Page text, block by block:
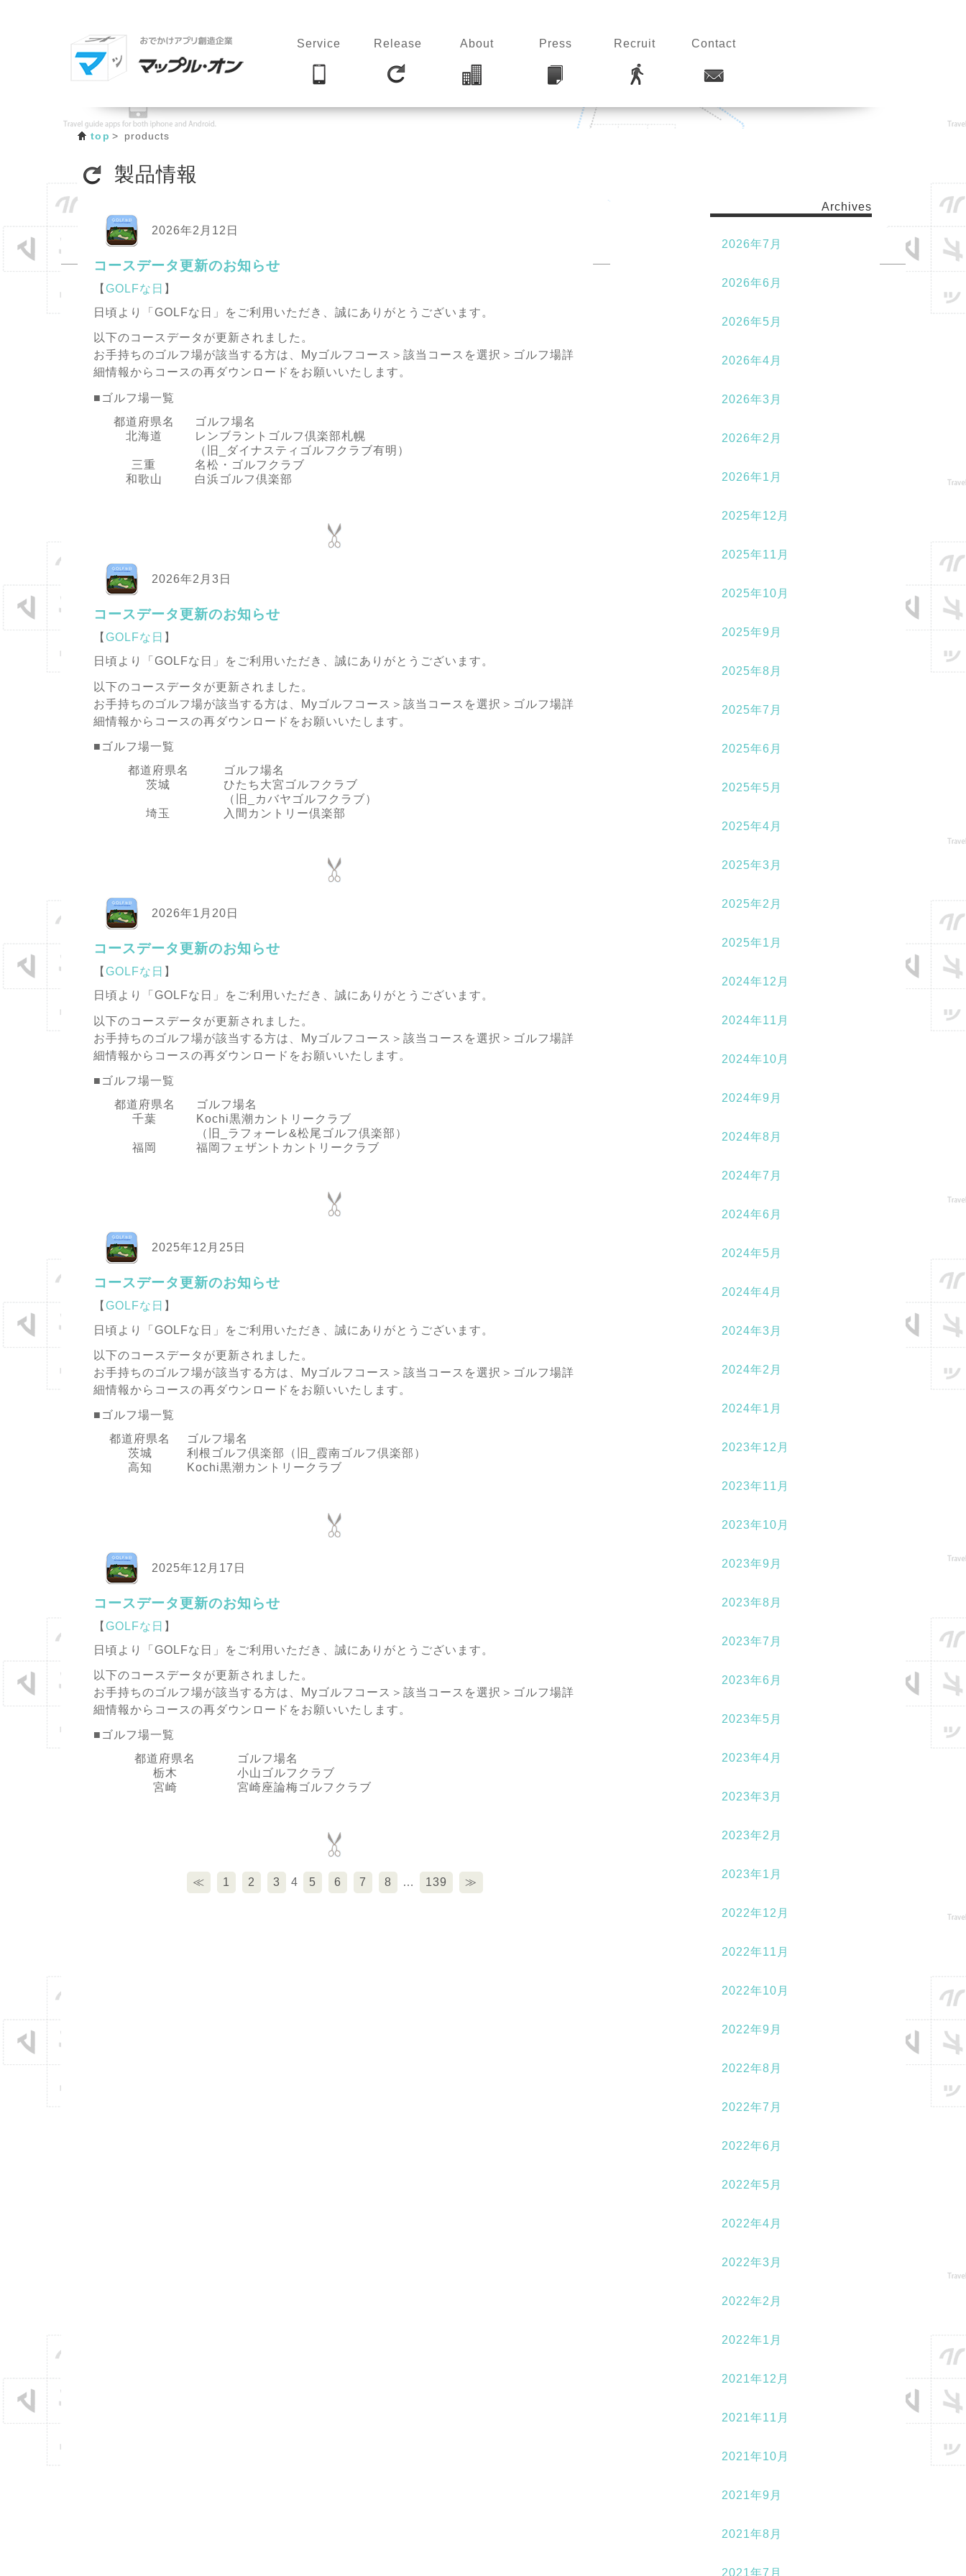
Service Release About Press Recruit Contact
top products
製品情報
2026年2月12日
コースデータ更新のお知らせ
【 GOLFな日 】
日頃より「GOLFな日」をご利用いただき、誠にありがとうございます。
以下のコースデータが更新されました。
お手持ちのゴルフ場が該当する方は、Myゴルフコース＞該当コースを選択＞ゴルフ場詳
細情報からコースの再ダウンロードをお願いいたします。
■ゴルフ場一覧
都道府県名
ゴルフ場名
北海道
レンブラントゴルフ倶楽部札幌
（旧_ダイナスティゴルフクラブ有明）
三重
名松・ゴルフクラブ
和歌山
白浜ゴルフ倶楽部
2026年2月3日
コースデータ更新のお知らせ
【 GOLFな日 】
日頃より「GOLFな日」をご利用いただき、誠にありがとうございます。
以下のコースデータが更新されました。
お手持ちのゴルフ場が該当する方は、Myゴルフコース＞該当コースを選択＞ゴルフ場詳
細情報からコースの再ダウンロードをお願いいたします。
■ゴルフ場一覧
都道府県名
ゴルフ場名
茨城
ひたち大宮ゴルフクラブ
（旧_カバヤゴルフクラブ）
埼玉
入間カントリー倶楽部
2026年1月20日
コースデータ更新のお知らせ
【 GOLFな日 】
日頃より「GOLFな日」をご利用いただき、誠にありがとうございます。
以下のコースデータが更新されました。
お手持ちのゴルフ場が該当する方は、Myゴルフコース＞該当コースを選択＞ゴルフ場詳
細情報からコースの再ダウンロードをお願いいたします。
■ゴルフ場一覧
都道府県名
ゴルフ場名
千葉
Kochi黒潮カントリークラブ
（旧_ラフォーレ&松尾ゴルフ倶楽部）
福岡
福岡フェザントカントリークラブ
2025年12月25日
コースデータ更新のお知らせ
【 GOLFな日 】
日頃より「GOLFな日」をご利用いただき、誠にありがとうございます。
以下のコースデータが更新されました。
お手持ちのゴルフ場が該当する方は、Myゴルフコース＞該当コースを選択＞ゴルフ場詳
細情報からコースの再ダウンロードをお願いいたします。
■ゴルフ場一覧
都道府県名
ゴルフ場名
茨城
利根ゴルフ倶楽部（旧_霞南ゴルフ倶楽部）
高知
Kochi黒潮カントリークラブ
2025年12月17日
コースデータ更新のお知らせ
【 GOLFな日 】
日頃より「GOLFな日」をご利用いただき、誠にありがとうございます。
以下のコースデータが更新されました。
お手持ちのゴルフ場が該当する方は、Myゴルフコース＞該当コースを選択＞ゴルフ場詳
細情報からコースの再ダウンロードをお願いいたします。
■ゴルフ場一覧
都道府県名
ゴルフ場名
栃木
小山ゴルフクラブ
宮崎
宮崎座論梅ゴルフクラブ
≪ 1 2 3 4 5 6 7 8 … 139 ≫
Archives
2026年7月
2026年6月
2026年5月
2026年4月
2026年3月
2026年2月
2026年1月
2025年12月
2025年11月
2025年10月
2025年9月
2025年8月
2025年7月
2025年6月
2025年5月
2025年4月
2025年3月
2025年2月
2025年1月
2024年12月
2024年11月
2024年10月
2024年9月
2024年8月
2024年7月
2024年6月
2024年5月
2024年4月
2024年3月
2024年2月
2024年1月
2023年12月
2023年11月
2023年10月
2023年9月
2023年8月
2023年7月
2023年6月
2023年5月
2023年4月
2023年3月
2023年2月
2023年1月
2022年12月
2022年11月
2022年10月
2022年9月
2022年8月
2022年7月
2022年6月
2022年5月
2022年4月
2022年3月
2022年2月
2022年1月
2021年12月
2021年11月
2021年10月
2021年9月
2021年8月
2021年7月